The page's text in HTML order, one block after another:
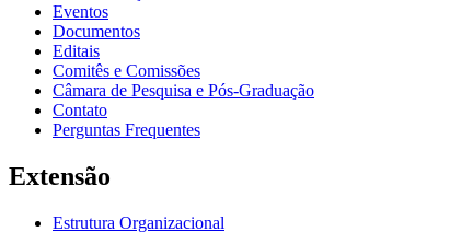
Eventos
Documentos
Editais
Comitês e Comissões
Câmara de Pesquisa e Pós-Graduação
Contato
Perguntas Frequentes
Extensão
Estrutura Organizacional